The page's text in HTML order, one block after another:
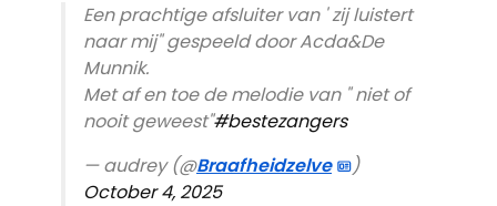
Een prachtige afsluiter van ' zij luistert
naar mij" gespeeld door Acda&De
Munnik.
Met af en toe de melodie van " niet of
nooit geweest"#bestezangers
— audrey (@Braafheidzelve
)
October 4, 2025